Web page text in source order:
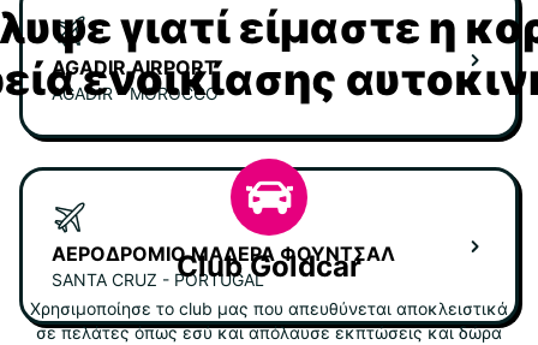
AGADIR AIRPORT
AGADIR - MOROCCO
ΑΕΡΟΔΡΌΜΙΟ ΜΑΔΈΡΑ ΦΟΥΝΤΣΆΛ
SANTA CRUZ - PORTUGAL
γιατί είμαστε η
ενοικίασης
Club Goldcar
Χρησιμοποίησε το club μας που απευθύνεται αποκλειστικά
σε πελάτες όπως εσύ και απόλαυσε εκπτώσεις και δώρα